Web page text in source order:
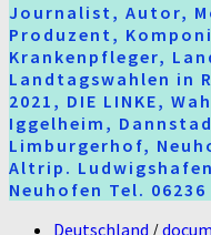
Journalist, Autor,
Produzent,
Krankenpfleger,
Landtagswahlen in
2021, DIE LINKE,
Iggelheim,
Limburgerhof,
Altrip.
Neuhofen Tel. 06236
Deutschland /